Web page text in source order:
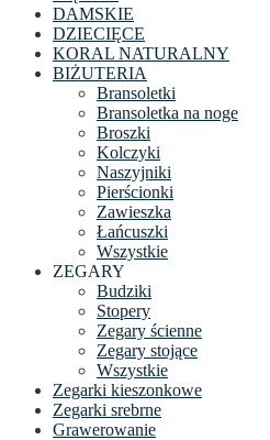
DAMSKIE
DZIECIĘCE
KORAL NATURALNY
BIŻUTERIA
Bransoletki
Bransoletka na noge
Broszki
Kolczyki
Naszyjniki
Pierścionki
Zawieszka
Łańcuszki
Wszystkie
ZEGARY
Budziki
Stopery
Zegary ścienne
Zegary stojące
Wszystkie
Zegarki kieszonkowe
Zegarki srebrne
Grawerowanie